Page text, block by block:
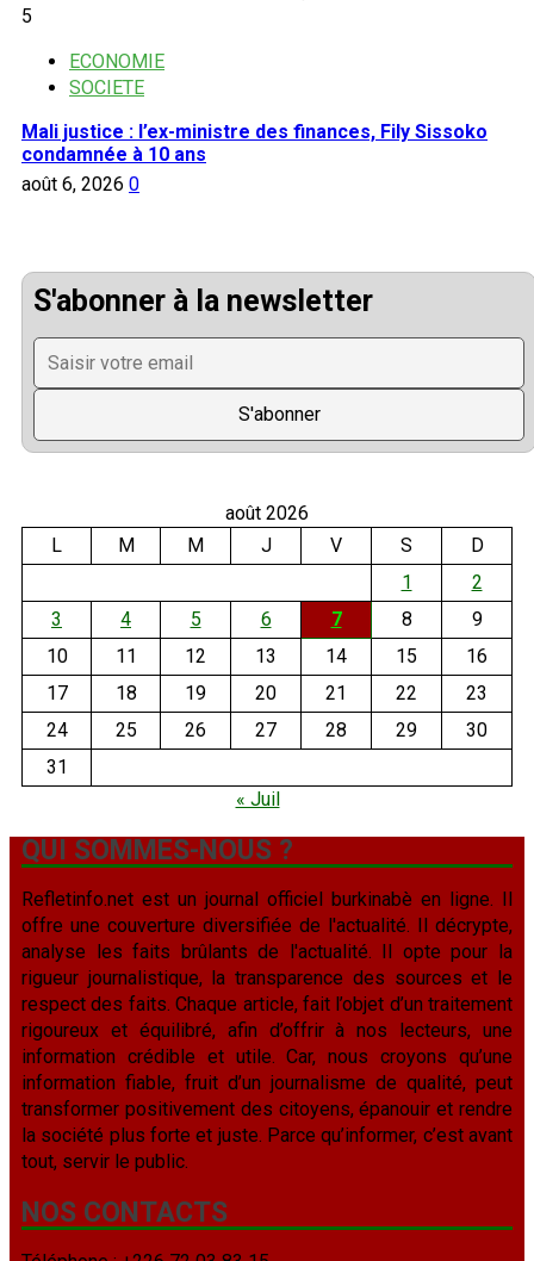
5
ECONOMIE
SOCIETE
Mali justice : l’ex-ministre des finances, Fily Sissoko
condamnée à 10 ans
août 6, 2026 0
S'abonner à la newsletter
août 2026
L
M M J V S
D
1
2
3
4 5 6 7 8
9
10
11 12 13 14 15
16
17
18 19 20 21 22
23
24
25 26 27 28 29
30
31
« Juil
QUI SOMMES-NOUS ?
Refletinfo.net est un journal officiel burkinabè en ligne. Il
offre une couverture diversifiée de l'actualité. Il décrypte,
analyse les faits brûlants de l'actualité. Il opte pour la
rigueur journalistique, la transparence des sources et le
respect des faits. Chaque article, fait l’objet d’un traitement
rigoureux et équilibré, afin d’offrir à nos lecteurs, une
information crédible et utile. Car, nous croyons qu’une
information fiable, fruit d’un journalisme de qualité, peut
transformer positivement des citoyens, épanouir et rendre
la société plus forte et juste. Parce qu’informer, c’est avant
tout, servir le public.
NOS CONTACTS